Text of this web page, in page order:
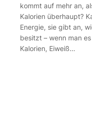
kommt auf mehr an,
Kalorien überhaupt?
Energie, sie gibt an,
besitzt – wenn man
Kalorien, Eiweiß…